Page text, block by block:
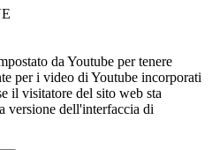
da Youtube per tenere
per i video di Youtube incorporati
il visitatore del sito web sta
versione dell'interfaccia di